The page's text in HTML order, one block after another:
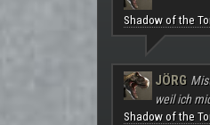
Shadow of the
JÖRG
weil ich
Shadow of the